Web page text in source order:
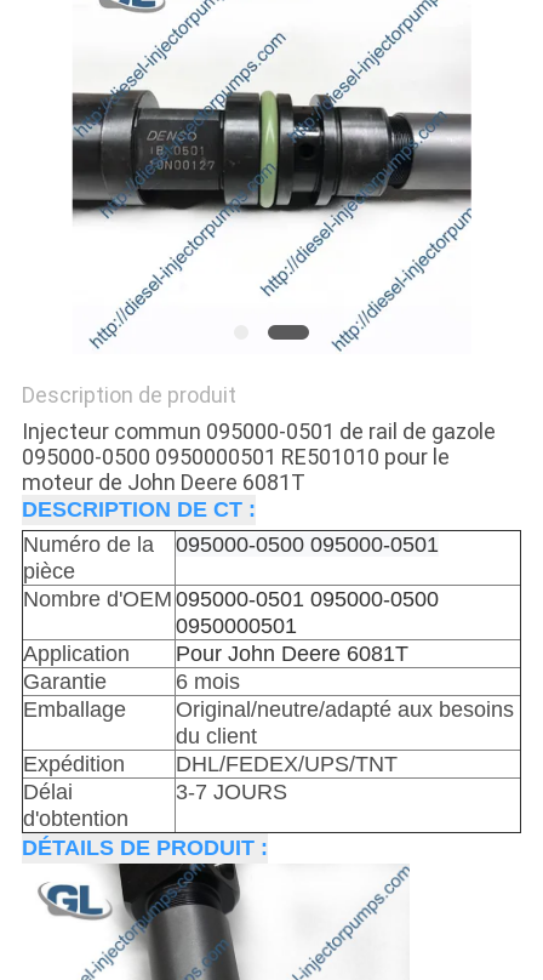
PLAN
POLITIQUE
CONFIDENTIALITÉ
Description de produit
Injecteur commun 095000-0501 de rail de gazole
095000-0500 0950000501 RE501010 pour le
moteur de John Deere 6081T
DESCRIPTION DE CT :
Numéro de la
pièce
095000-0500 095000-0501
Nombre d'OEM 095000-0501 095000-0500
0950000501
Application
Pour John Deere 6081T
Garantie
6 mois
Emballage
Original/neutre/adapté aux besoins
du client
Expédition
DHL/FEDEX/UPS/TNT
Délai
d'obtention
3-7 JOURS
DÉTAILS DE PRODUIT :